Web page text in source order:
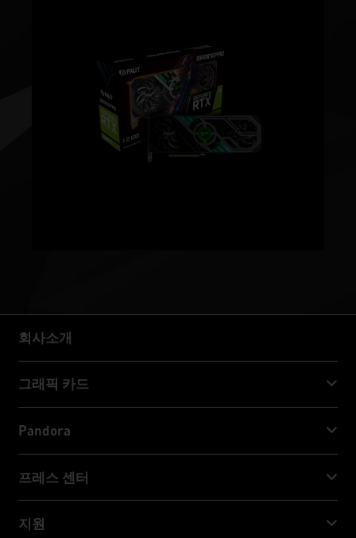
회사소개
회사소개
그래픽 카드
GeForce RTX™ 40 Series
GeForce RTX™ 30 Series
Pandora
NVIDIA Jetson Orin™ Nano Super
프레스 센터
지원